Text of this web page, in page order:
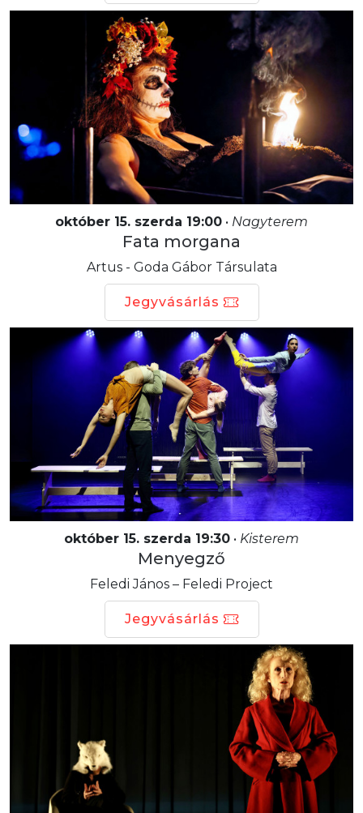
október 15. szerda 19:00 • Nagyterem
Fata morgana
Artus - Goda Gábor Társulata
Jegyvásárlás
október 15. szerda 19:30 • Kisterem
Menyegző
Feledi János – Feledi Project
Jegyvásárlás